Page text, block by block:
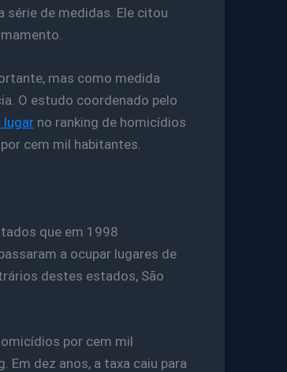
série de medidas. Ele citou
mas como medida
O estudo coordenado pelo
lugarno ranking de homicídios
cem mil habitantes.
que em 1998
a ocupar lugares de
destes estados, São
por cem mil
Em dez anos, a taxa caiu para